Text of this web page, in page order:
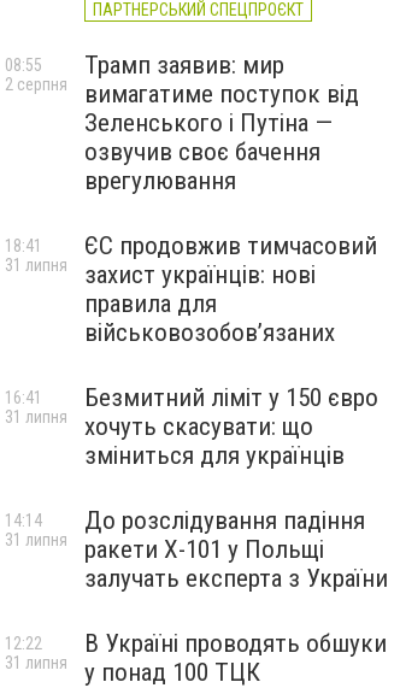
ПАРТНЕРСЬКИЙ СПЕЦПРОЄКТ
Трамп заявив: мир
вимагатиме поступок від
Зеленського і Путіна —
озвучив своє бачення
врегулювання
08:55
2 серпня
ЄС продовжив тимчасовий
захист українців: нові
правила для
військовозобов’язаних
18:41
31 липня
Безмитний ліміт у 150 євро
хочуть скасувати: що
зміниться для українців
16:41
31 липня
До розслідування падіння
ракети Х-101 у Польщі
залучать експерта з України
14:14
31 липня
В Україні проводять обшуки
у понад 100 ТЦК
12:22
31 липня